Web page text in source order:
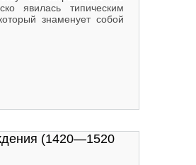
явилась типическим
знаменует собой
(1420—1520